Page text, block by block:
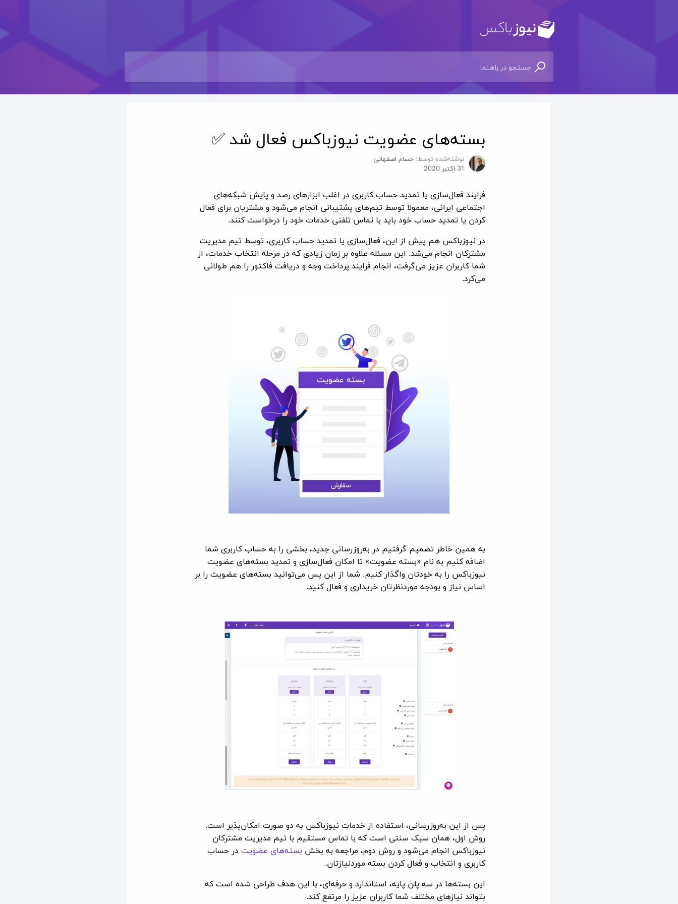
بسته‌های عضویت نیوزباکس فعال شد ✅
نوشته‌شده توسط: حسام اصفهانی
31 اکتبر 2020
فرایند فعال‌سازی یا تمدید حساب کاربری در اغلب ابزارهای رصد و پایش شبکه‌های
اجتماعی ایرانی، معمولا توسط تیم‌های پشتیبانی انجام می‌شود و مشتریان برای فعال
کردن یا تمدید حساب خود باید با تماس تلفنی خدمات خود را درخواست کنند.
در نیوزباکس هم پیش از این، فعال‌سازی یا تمدید حساب کاربری، توسط تیم مدیریت
مشترکان انجام می‌شد. این مسئله علاوه بر زمان زیادی که در مرحله انتخاب خدمات، از
شما کاربران عزیز می‌گرفت، انجام فرایند پرداخت وجه و دریافت فاکتور را هم طولانی
می‌کرد.
به همین خاطر تصمیم گرفتیم در به‌روزرسانی جدید، بخشی را به حساب کاربری شما
اضافه کنیم به نام «بسته عضویت» تا امکان فعال‌سازی و تمدید بسته‌های عضویت
نیوزباکس را به خودتان واگذار کنیم. شما از این پس می‌توانید بسته‌های عضویت را بر
اساس نیاز و بودجه موردنظرتان خریداری و فعال کنید.
پس از این به‌روزرسانی، استفاده از خدمات نیوزباکس به دو صورت امکان‌پذیر است.
روش اول، همان سبک سنتی است که با تماس مستقیم با تیم مدیریت مشترکان
نیوزباکس انجام می‌شود و روش دوم، مراجعه به بخش بسته‌های عضويت در حساب
کاربری و انتخاب و فعال کردن بسته موردنیازتان.
این بسته‌ها در سه پلن پایه، استاندارد و حرفه‌ای، با این هدف طراحی شده است که
بتواند نیازهای مختلف شما کاربران عزیز را مرتفع کند.